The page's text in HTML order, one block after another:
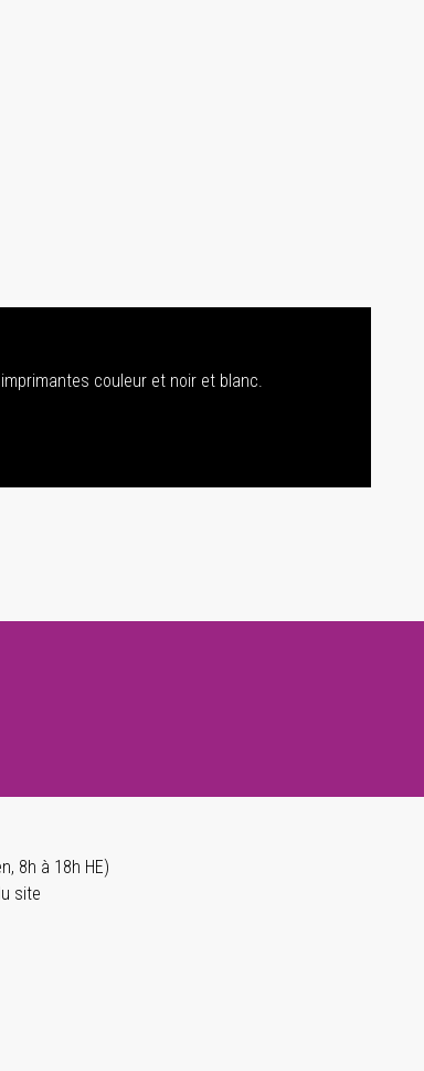
couleur et noir et blanc.
8h à 18h HE)
site